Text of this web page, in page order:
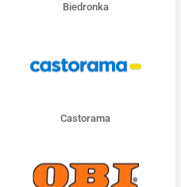
Biedronka
Castorama